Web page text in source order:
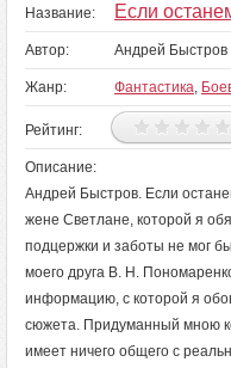
Название: Если
Автор: Андрей Быстров
Жанр: Фантастика,
Рейтинг:
Описание:
Андрей Быстров. Если
жене Светлане, которой я
подцержки и заботы не мог
моего друга В. Н.
информацию, с которой я
сюжета. Придуманный мною
имеет ничего общего с